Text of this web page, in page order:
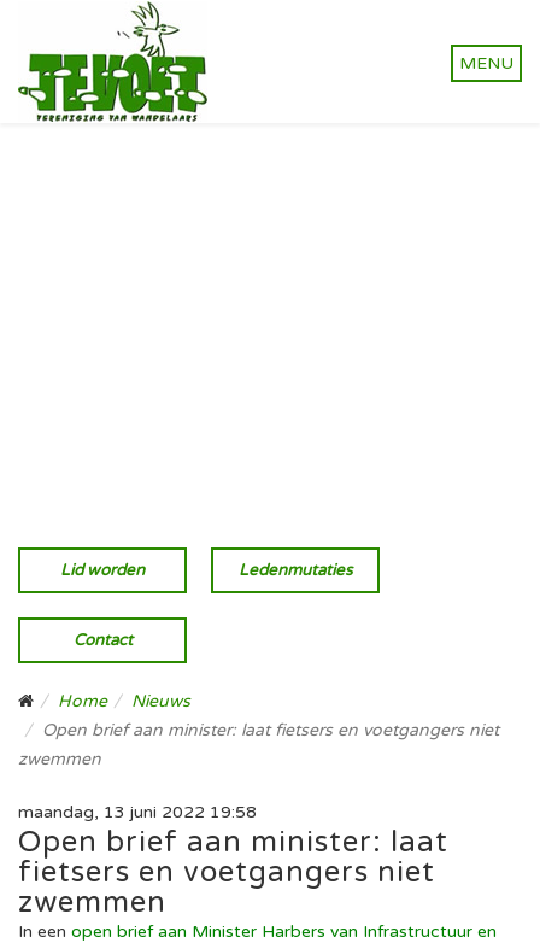
Lid worden Ledenmutaties
Contact
Home
Nieuws
Open brief aan minister: laat fietsers en voetgangers niet
zwemmen
maandag, 13 juni 2022 19:58
Open brief aan minister: laat
fietsers en voetgangers niet
zwemmen
In een open brief aan Minister Harbers van Infrastructuur en